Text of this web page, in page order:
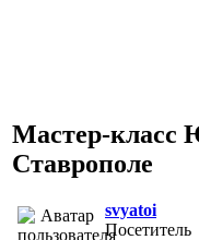
Мастер-класс
Ставрополе
svyatoi
Посетитель